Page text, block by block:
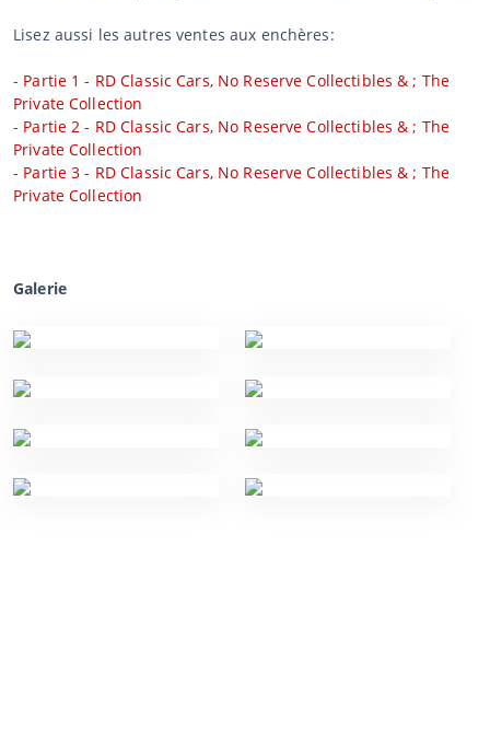
Lisez aussi les autres ventes aux enchères:
- Partie 1 - RD Classic Cars, No Reserve Collectibles & ; The
Private Collection
- Partie 2 - RD Classic Cars, No Reserve Collectibles & ; The
Private Collection
- Partie 3 - RD Classic Cars, No Reserve Collectibles & ; The
Private Collection
Galerie